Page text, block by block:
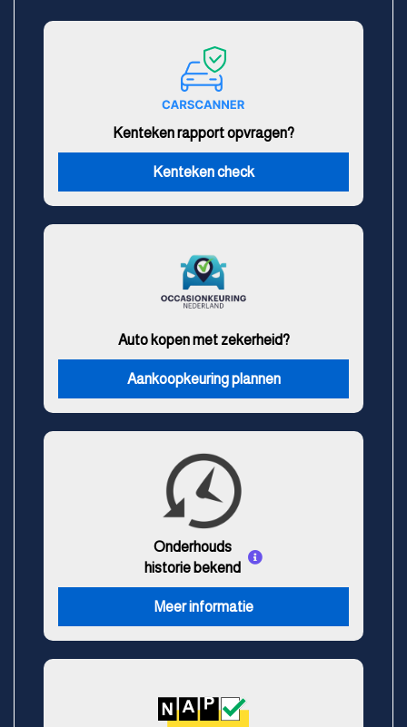
Kenteken rapport opvragen?
Kenteken check
Auto kopen met zekerheid?
Aankoopkeuring plannen
Onderhouds
historie bekend
Meer informatie